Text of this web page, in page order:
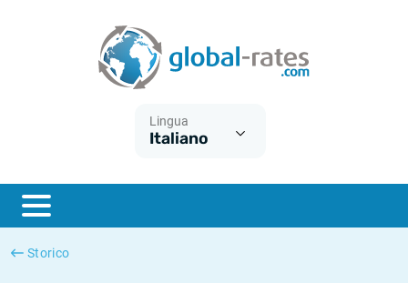
Lingua
Italiano
Storico
ESTER
SONIA
Cos'è l'inflazione CPI?
Cos'è l'inflazione HICP?
Inflazione Italia
Inflazione Stati Uniti
Tassi storici Euribor
Tassi storici di SONIA
Tassi storici di TONAR
Calcolatore dell’inflazione